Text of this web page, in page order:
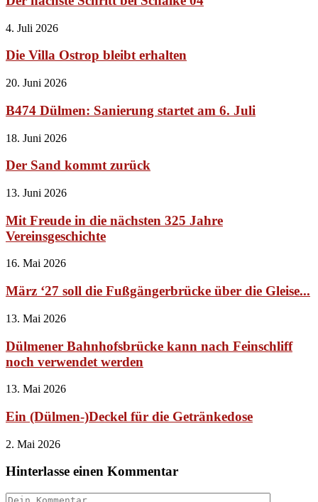
4. Juli 2026
Die Villa Ostrop bleibt erhalten
20. Juni 2026
B474 Dülmen: Sanierung startet am 6. Juli
18. Juni 2026
Der Sand kommt zurück
13. Juni 2026
Mit Freude in die nächsten 325 Jahre
Vereinsgeschichte
16. Mai 2026
März ‘27 soll die Fußgängerbrücke über die Gleise...
13. Mai 2026
Dülmener Bahnhofsbrücke kann nach Feinschliff
noch verwendet werden
13. Mai 2026
Ein (Dülmen-)Deckel für die Getränkedose
2. Mai 2026
Hinterlasse einen Kommentar